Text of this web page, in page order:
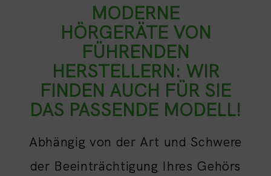
MODERNE
HÖRGERÄTE VON
FÜHRENDEN
HERSTELLERN: WIR
FINDEN AUCH FÜR SIE
DAS PASSENDE MODELL!
Abhängig von der Art und Schwere
der Beeinträchtigung Ihres Gehörs